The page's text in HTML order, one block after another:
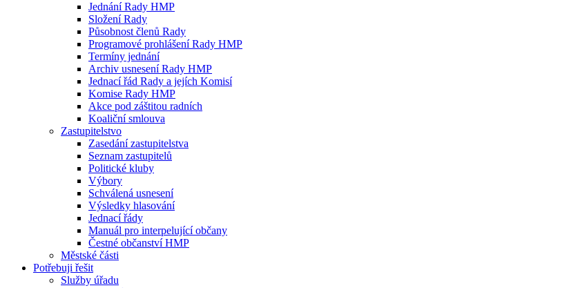
Jednání Rady HMP
Složení Rady
Působnost členů Rady
Programové prohlášení Rady HMP
Termíny jednání
Archiv usnesení Rady HMP
Jednací řád Rady a jejích Komisí
Komise Rady HMP
Akce pod záštitou radních
Koaliční smlouva
Zastupitelstvo
Zasedání zastupitelstva
Seznam zastupitelů
Politické kluby
Výbory
Schválená usnesení
Výsledky hlasování
Jednací řády
Manuál pro interpelující občany
Čestné občanství HMP
Městské části
Potřebuji řešit
Služby úřadu